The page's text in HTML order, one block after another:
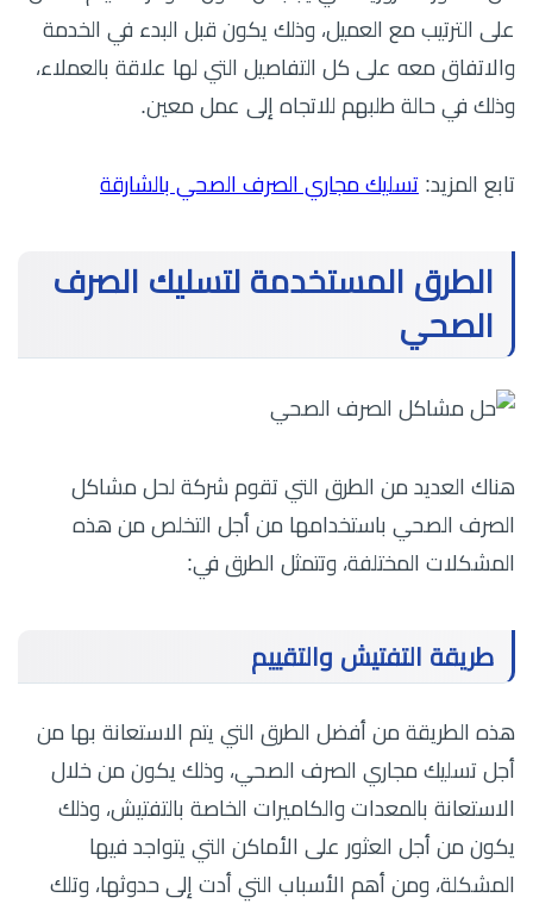
على الترتيب مع العميل، وذلك يكون قبل البدء في الخدمة
والاتفاق معه على كل التفاصيل التي لها علاقة بالعملاء،
وذلك في حالة طلبهم للاتجاه إلى عمل معين.
تابع المزيد: تسليك مجاري الصرف الصحي بالشارقة
الطرق المستخدمة لتسليك الصرف
الصحي
هناك العديد من الطرق التي تقوم شركة لحل مشاكل
الصرف الصحي باستخدامها من أجل التخلص من هذه
المشكلات المختلفة، وتتمثل الطرق في:
طريقة التفتيش والتقييم
هذه الطريقة من أفضل الطرق التي يتم الاستعانة بها من
أجل تسليك مجاري الصرف الصحي، وذلك يكون من خلال
الاستعانة بالمعدات والكاميرات الخاصة بالتفتيش، وذلك
يكون من أجل العثور على الأماكن التي يتواجد فيها
المشكلة، ومن أهم الأسباب التي أدت إلى حدوثها، وتلك